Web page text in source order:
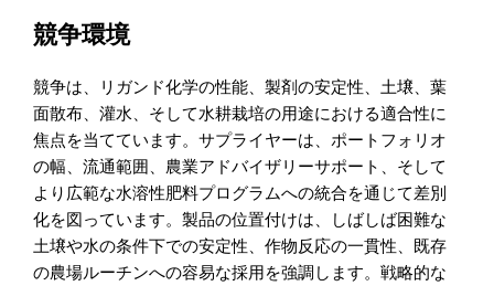
競争環境
競争は、リガンド化学の性能、製剤の安定性、土壌、葉
面散布、灌水、そして水耕栽培の用途における適合性に
焦点を当てています。サプライヤーは、ポートフォリオ
の幅、流通範囲、農業アドバイザリーサポート、そして
より広範な水溶性肥料プログラムへの統合を通じて差別
化を図っています。製品の位置付けは、しばしば困難な
土壌や水の条件下での安定性、作物反応の一貫性、既存
の農場ルーチンへの容易な採用を強調します。戦略的な